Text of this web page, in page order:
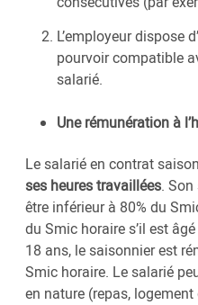
L’employeur dispose
pourvoir compatible
salarié.
Une rémunération à
Le salarié en contrat
ses heures travaillées.
être inférieur à 80% du
du Smic horaire s’il est
18 ans, le saisonnier est
Smic horaire. Le salarié
en nature (repas,